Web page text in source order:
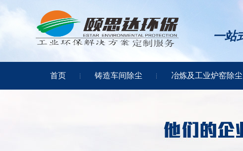
一
首页 铸造车间除尘 冶炼及工业炉窑除尘